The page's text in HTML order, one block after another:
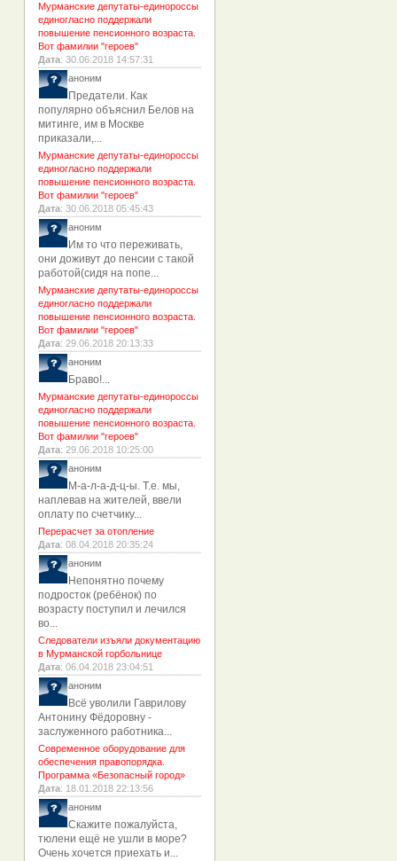
Мурманские депутаты-единороссы
единогласно поддержали
повышение пенсионного возраста.
Вот фамилии "героев"
Дата: 30.06.2018 14:57:31
аноним
Предатели. Как
популярно объяснил Белов на
митинге, им в Москве
приказали,...
Мурманские депутаты-единороссы
единогласно поддержали
повышение пенсионного возраста.
Вот фамилии "героев"
Дата: 30.06.2018 05:45:43
аноним
Им то что переживать,
они доживут до пенсии с такой
работой(сидя на попе...
Мурманские депутаты-единороссы
единогласно поддержали
повышение пенсионного возраста.
Вот фамилии "героев"
Дата: 29.06.2018 20:13:33
аноним
Браво!...
Мурманские депутаты-единороссы
единогласно поддержали
повышение пенсионного возраста.
Вот фамилии "героев"
Дата: 29.06.2018 10:25:00
аноним
М-а-л-а-д-ц-ы. Т.е. мы,
наплевав на жителей, ввели
оплату по счетчику...
Перерасчет за отопление
Дата: 08.04.2018 20:35:24
аноним
Непонятно почему
подросток (ребёнок) по
возрасту поступил и лечился
во...
Следователи изъяли документацию
в Мурманской горбольнице
Дата: 06.04.2018 23:04:51
аноним
Всё уволили Гаврилову
Антонину Фёдоровну -
заслуженного работника...
Современное оборудование для
обеспечения правопорядка.
Программа «Безопасный город»
Дата: 18.01.2018 22:13:56
аноним
Скажите пожалуйста,
тюлени ещё не ушли в море?
Очень хочется приехать и...